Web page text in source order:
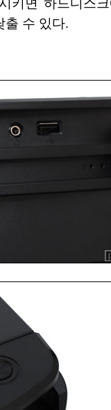
키면 하드디스
출 수 있다.